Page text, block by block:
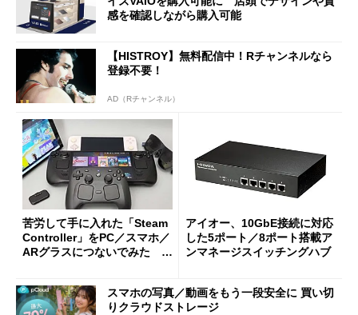
感を確認しながら購入可能
【HISTROY】無料配信中！Rチャンネルなら
登録不要！
AD（Rチャンネル）
苦労して手に入れた「Steam
Controller」をPC／スマホ／
ARグラスにつないでみた ゲ
アイオー、10GbE接続に対応
した5ポート／8ポート搭載ア
ンマネージスイッチングハブ
スマホの写真／動画をもう一段安全に 買い切
りクラウドストレージ